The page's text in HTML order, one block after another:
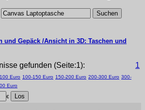
und Gepäck /Ansicht in 3D: Taschen und
gefunden (Seite:1): 1
Euro 100-150 Euro 150-200 Euro 200-300 Euro 300-
Euro
€